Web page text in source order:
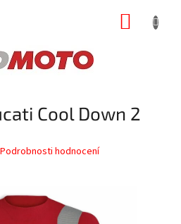
Cool Down 2
Podrobnosti hodnocení